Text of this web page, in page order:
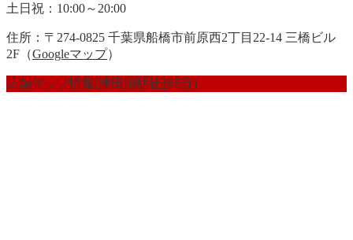
土日祝：10:00～20:00
住所：〒274-0825 千葉県船橋市前原西2丁目22-14 三橋ビル
2F（Googleマップ）
店舗マップ情報(津田沼駅徒歩5分)